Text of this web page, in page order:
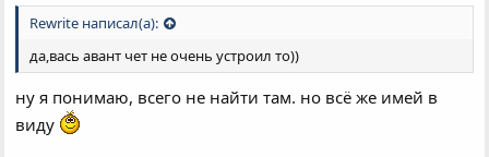
Rewrite написал(а):
да,вась авант чет не очень устроил то))
ну я понимаю, всего не найти там. но всё же имей в
виду